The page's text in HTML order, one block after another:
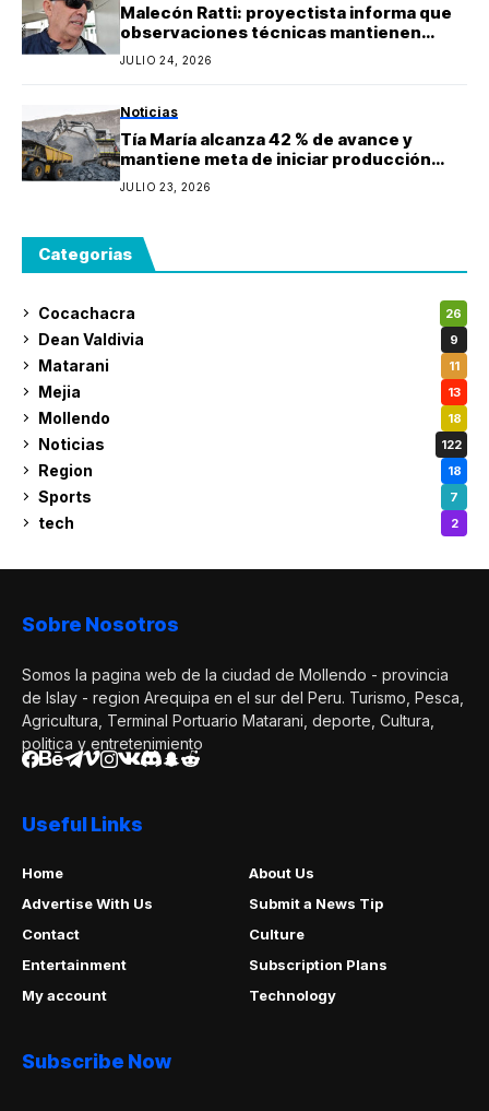
Malecón Ratti: proyectista informa que
observaciones técnicas mantienen
paralizada la obra y estima reinicio en
agosto
JULIO 24, 2026
Noticias
Tía María alcanza 42 % de avance y
mantiene meta de iniciar producción
durante 2027
JULIO 23, 2026
Categorias
Cocachacra 26
Dean Valdivia 9
Matarani 11
Mejia 13
Mollendo 18
Noticias 122
Region 18
Sports 7
tech 2
Sobre Nosotros
Somos la pagina web de la ciudad de Mollendo - provincia
de Islay - region Arequipa en el sur del Peru. Turismo, Pesca,
Agricultura, Terminal Portuario Matarani, deporte, Cultura,
politica y entretenimiento
Useful Links
Home
About Us
Advertise With Us
Submit a News Tip
Contact
Culture
Entertainment
Subscription Plans
My account
Technology
Subscribe Now